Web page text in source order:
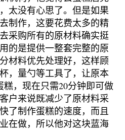
太没有心思了。但是如果
制作，这要花费太多的精
采购所有的原材料确实挺
的是提供一整套完整的原
材料优先处理好，这样顾
，量勺等工具了，让原本
，现在只需20分钟即可做
户来说既减少了原材料采
了制作蛋糕的速度，而且
在做，所以他对这块蓝海